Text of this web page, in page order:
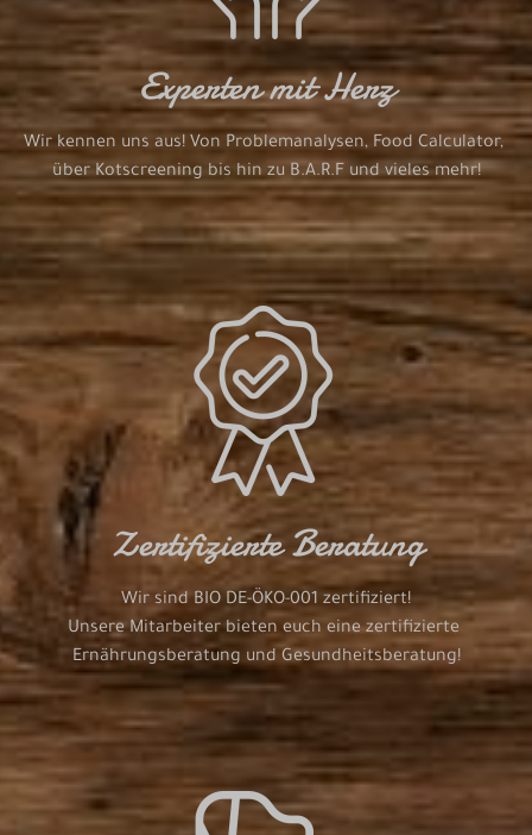
Experten mit Herz
Wir kennen uns aus! Von Problemanalysen, Food Calculator,
über Kotscreening bis hin zu B.A.R.F und vieles mehr!
Zertifizierte Beratung
Wir sind BIO DE-ÖKO-001 zertifiziert!
Unsere Mitarbeiter bieten euch eine zertifizierte
Ernährungsberatung und Gesundheitsberatung!